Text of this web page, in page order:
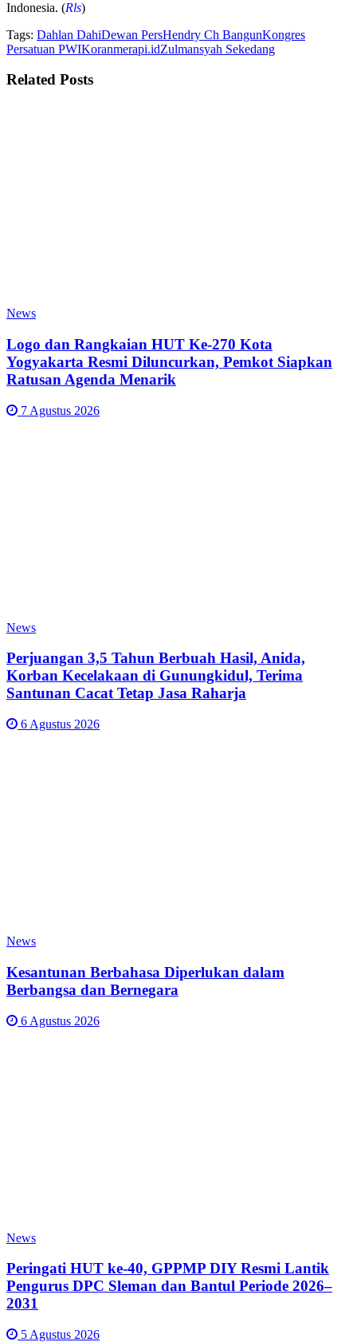
Indonesia. (Rls)
Tags: Dahlan DahiDewan PersHendry Ch BangunKongres
Persatuan PWIKoranmerapi.idZulmansyah Sekedang
Related Posts
News
Logo dan Rangkaian HUT Ke-270 Kota
Yogyakarta Resmi Diluncurkan, Pemkot Siapkan
Ratusan Agenda Menarik
7 Agustus 2026
News
Perjuangan 3,5 Tahun Berbuah Hasil, Anida,
Korban Kecelakaan di Gunungkidul, Terima
Santunan Cacat Tetap Jasa Raharja
6 Agustus 2026
News
Kesantunan Berbahasa Diperlukan dalam
Berbangsa dan Bernegara
6 Agustus 2026
News
Peringati HUT ke-40, GPPMP DIY Resmi Lantik
Pengurus DPC Sleman dan Bantul Periode 2026–
2031
5 Agustus 2026